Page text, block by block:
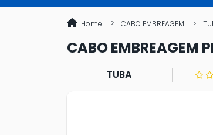
Home CABO EMBREAGEM
CABO EMBREAGEM
TUBA